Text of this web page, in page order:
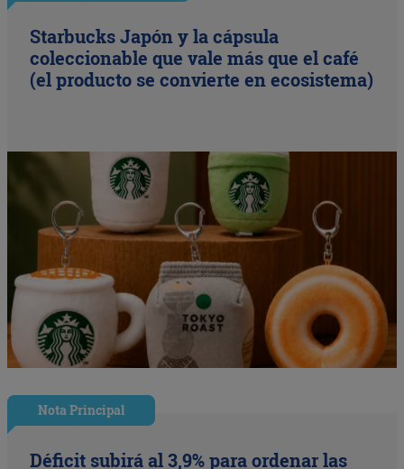
Starbucks Japón y la cápsula
coleccionable que vale más que el café
(el producto se convierte en ecosistema)
Nota Principal
Déficit subirá al 3,9% para ordenar las